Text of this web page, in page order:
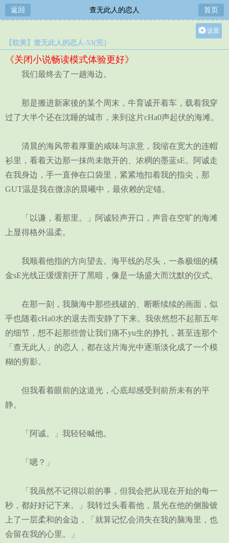
返回 查无此人的恋人 首页
设置
【耽美】查无此人的恋人-53(完）
《关闭小说畅读模式体验更好》
我们最终去了一趟海边。
那是搬进新家後的某个周末，牛育诚开着车，载着我穿
过了大半个还在沈睡的城市，来到这片cHa0声起伏的海滩。
清晨的海风带着厚重的咸味与凉意，我缩在宽大的连帽
衫里，看着天边那一抹尚未散开的、浓稠的墨蓝sE。阿诚走
在我身边，手一直伸在口袋里，紧紧地扣着我的指尖，那
GUT温是我在微凉的晨曦中，最依赖的定锚。
「以谦，看那里。」阿诚轻声开口，声音在空旷的海滩
上显得格外温柔。
我顺着他指的方向望去。海平线的尽头，一条极细的橘
金sE光线正缓缓割开了黑暗，像是一场盛大而沈默的仪式。
在那一刻，我脑海中那些残破的、断断续续的画面，似
乎也随着cHa0水的退去而安静了下来。我依然想不起那五年
的细节，想不起那些曾让我们痛不yu生的挣扎，甚至连那个
「查无此人」的恋人，都在这片海光中逐渐淡化成了一个模
糊的剪影。
但我看着眼前的这道光，心底却感受到前所未有的平
静。
「阿诚。」我轻轻喊他。
「嗯？」
「我虽然不记得以前的事，但我会把从现在开始的每一
秒，都好好记下来。」我转过头看着他，晨光在他的侧脸镀
上了一层柔和的金边，「就算记忆会消失在我的脑海里，也
会留在我的心里。」